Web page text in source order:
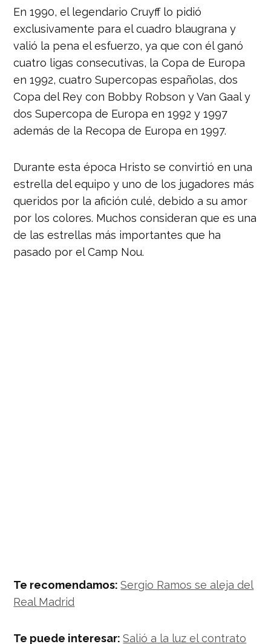
En 1990, el legendario Cruyff lo pidió
exclusivamente para el cuadro blaugrana y
valió la pena el esfuerzo, ya que con élganó
cuatro ligas consecutivas, la Copa de Europa
en 1992, cuatro Supercopas españolas, dos
Copa del Rey con Bobby Robson y Van Gaal y
dos Supercopa de Europa en 1992 y 1997
además de la Recopa de Europa en 1997.
Durante esta época Hristo se convirtió en una
estrella del equipo y uno de los jugadores más
queridos por la afición culé, debido a su amor
por los colores. Muchos consideran que es una
de las estrellas más importantes que ha
pasado por el Camp Nou.
Te recomendamos:Sergio Ramos se aleja del
Real Madrid
Te puede interesar:Salió a la luz el contrato